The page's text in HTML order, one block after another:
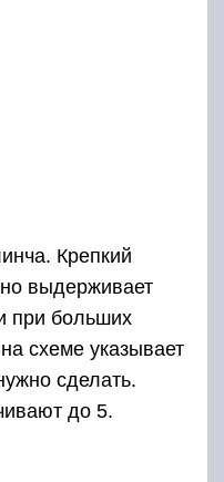
Крепкий
выдерживает
при больших
схеме указывает
сделать.
до 5.